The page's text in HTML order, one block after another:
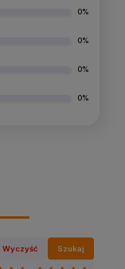
0%
0%
0%
0%
Wyczyść Szukaj